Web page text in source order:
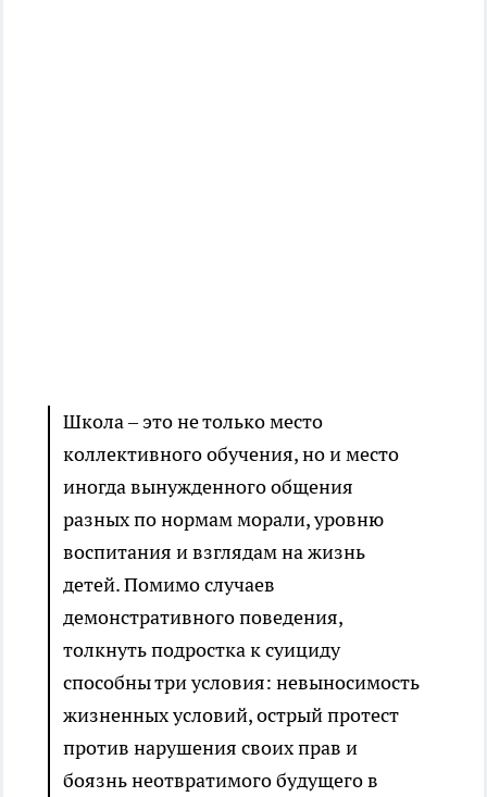
Школа – это не только место
коллективного обучения, но и место
иногда вынужденного общения
разных по нормам морали, уровню
воспитания и взглядам на жизнь
детей. Помимо случаев
демонстративного поведения,
толкнуть подростка к суициду
способны три условия: невыносимость
жизненных условий, острый протест
против нарушения своих прав и
боязнь неотвратимого будущего в